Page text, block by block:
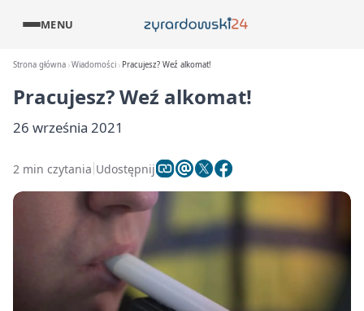
MENU
Strona główna Wiadomości Pracujesz? Weź alkomat!
Pracujesz? Weź alkomat!
26 września 2021
2 min czytania Udostępnij